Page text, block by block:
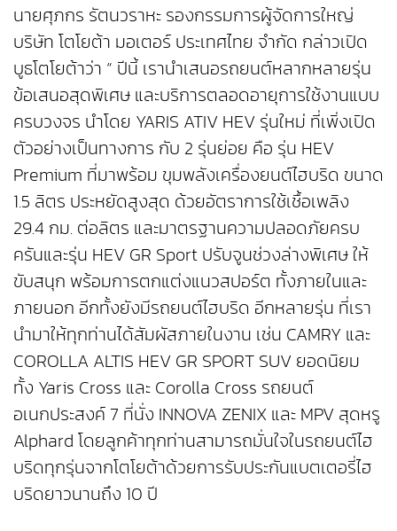
นายศุภกร รัตนวราหะ รองกรรมการผู้จัดการใหญ่
บริษัท โตโยต้า มอเตอร์ ประเทศไทย จำกัด กล่าวเปิด
บูธโตโยต้าว่า “ ปีนี้ เรานำเสนอรถยนต์หลากหลายรุ่น
ข้อเสนอสุดพิเศษ และบริการตลอดอายุการใช้งานแบบ
ครบวงจร นำโดย YARIS ATIV HEV รุ่นใหม่ ที่เพิ่งเปิด
ตัวอย่างเป็นทางการ กับ 2 รุ่นย่อย คือ รุ่น HEV
Premium ที่มาพร้อม ขุมพลังเครื่องยนต์ไฮบริด ขนาด
1.5 ลิตร ประหยัดสูงสุด ด้วยอัตราการใช้เชื้อเพลิง
29.4 กม. ต่อลิตร และมาตรฐานความปลอดภัยครบ
ครันและรุ่น HEV GR Sport ปรับจูนช่วงล่างพิเศษ ให้
ขับสนุก พร้อมการตกแต่งแนวสปอร์ต ทั้งภายในและ
ภายนอก อีกทั้งยังมีรถยนต์ไฮบริด อีกหลายรุ่น ที่เรา
นำมาให้ทุกท่านได้สัมผัสภายในงาน เช่น CAMRY และ
COROLLA ALTIS HEV GR SPORT SUV ยอดนิยม
ทั้ง Yaris Cross และ Corolla Cross รถยนต์
อเนกประสงค์ 7 ที่นั่ง INNOVA ZENIX และ MPV สุดหรู
Alphard โดยลูกค้าทุกท่านสามารถมั่นใจในรถยนต์ไฮ
บริดทุกรุ่นจากโตโยต้าด้วยการรับประกันแบตเตอรี่ไฮ
บริดยาวนานถึง 10 ปี